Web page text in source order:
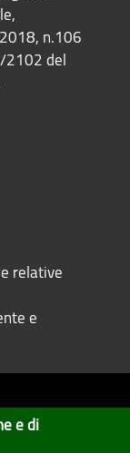
n.106
2102 del
relative
e
| CF:
e di